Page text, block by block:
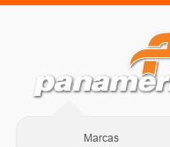
Marcas